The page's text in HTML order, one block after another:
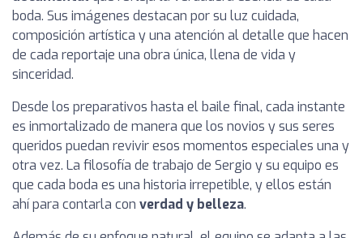
boda. Sus imágenes destacan por su luz cuidada,
composición artística y una atención al detalle que hacen
de cada reportaje una obra única, llena de vida y
sinceridad.
Desde los preparativos hasta el baile final, cada instante
es inmortalizado de manera que los novios y sus seres
queridos puedan revivir esos momentos especiales una y
otra vez. La filosofía de trabajo de Sergio y su equipo es
que cada boda es una historia irrepetible, y ellos están
ahí para contarla con verdad y belleza.